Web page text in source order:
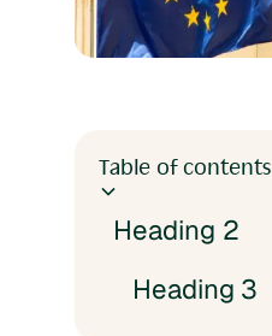
Table of contents
Heading 2
Heading 3